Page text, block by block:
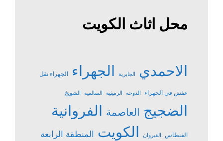
محل اثاث الكويت
الاحمدي الجابرية الجهراء الجهراء نقل
عفش في الجهراء الدوحة الرميثية السالمية الشويخ
الضجيج العاصمة الفروانية
الفنطاس القيروان الكويت المنطقة الرابعة